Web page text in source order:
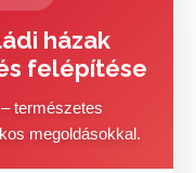
házak
felépítése
természetes
megoldásokkal.